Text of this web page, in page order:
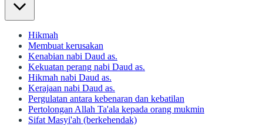
Hikmah
Membuat kerusakan
Kenabian nabi Daud as.
Kekuatan perang nabi Daud as.
Hikmah nabi Daud as.
Kerajaan nabi Daud as.
Pergulatan antara kebenaran dan kebatilan
Pertolongan Allah Ta'ala kepada orang mukmin
Sifat Masyi'ah (berkehendak)